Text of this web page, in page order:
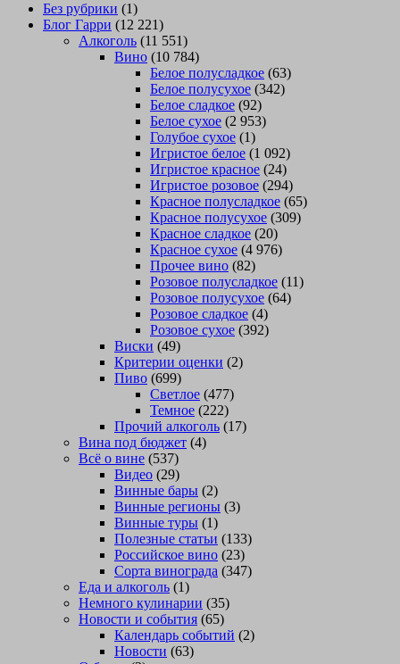
Без рубрики (1)
Блог Гарри (12 221)
Алкоголь (11 551)
Вино (10 784)
Белое полусладкое (63)
Белое полусухое (342)
Белое сладкое (92)
Белое сухое (2 953)
Голубое сухое (1)
Игристое белое (1 092)
Игристое красное (24)
Игристое розовое (294)
Красное полусладкое (65)
Красное полусухое (309)
Красное сладкое (20)
Красное сухое (4 976)
Прочее вино (82)
Розовое полусладкое (11)
Розовое полусухое (64)
Розовое сладкое (4)
Розовое сухое (392)
Виски (49)
Критерии оценки (2)
Пиво (699)
Светлое (477)
Темное (222)
Прочий алкоголь (17)
Вина под бюджет (4)
Всё о вине (537)
Видео (29)
Винные бары (2)
Винные регионы (3)
Винные туры (1)
Полезные статьи (133)
Российское вино (23)
Сорта винограда (347)
Еда и алкоголь (1)
Немного кулинарии (35)
Новости и события (65)
Календарь событий (2)
Новости (63)